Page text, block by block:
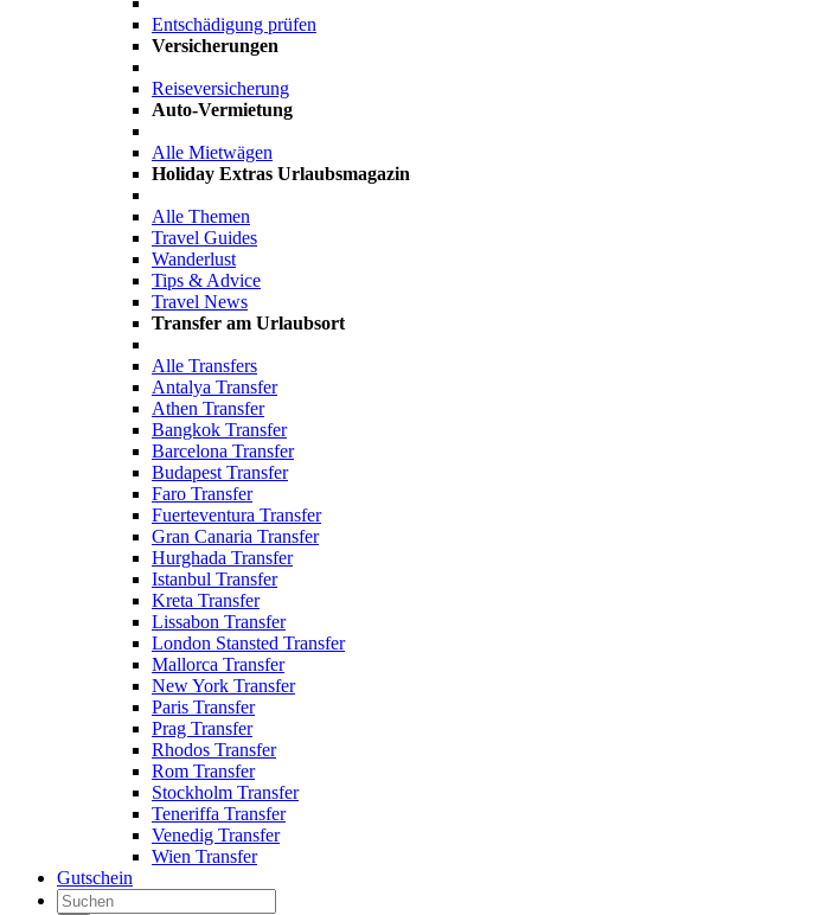
Entschädigung prüfen
Versicherungen
Reiseversicherung
Auto-Vermietung
Alle Mietwägen
Holiday Extras Urlaubsmagazin
Alle Themen
Travel Guides
Wanderlust
Tips & Advice
Travel News
Transfer am Urlaubsort
Alle Transfers
Antalya Transfer
Athen Transfer
Bangkok Transfer
Barcelona Transfer
Budapest Transfer
Faro Transfer
Fuerteventura Transfer
Gran Canaria Transfer
Hurghada Transfer
Istanbul Transfer
Kreta Transfer
Lissabon Transfer
London Stansted Transfer
Mallorca Transfer
New York Transfer
Paris Transfer
Prag Transfer
Rhodos Transfer
Rom Transfer
Stockholm Transfer
Teneriffa Transfer
Venedig Transfer
Wien Transfer
Gutschein